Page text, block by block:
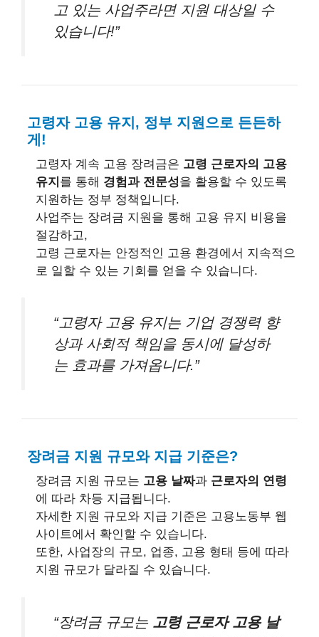
고 있는 사업주라면 지원 대상일 수
있습니다!”
고령자 고용 유지, 정부 지원으로 든든하
게!
고령자 계속 고용 장려금은 고령 근로자의 고용
유지 를 통해 경험과 전문성을 활용할 수 있도록
지원하는 정부 정책입니다.
사업주는 장려금 지원을 통해 고용 유지 비용을
절감하고,
고령 근로자는 안정적인 고용 환경에서 지속적으
로 일할 수 있는 기회를 얻을 수 있습니다.
“고령자 고용 유지는 기업 경쟁력 향
상과 사회적 책임을 동시에 달성하
는 효과를 가져옵니다.”
장려금 지원 규모와 지급 기준은?
장려금 지원 규모는 고용 날짜과 근로자의 연령
에 따라 차등 지급됩니다.
자세한 지원 규모와 지급 기준은 고용노동부 웹
사이트에서 확인할 수 있습니다.
또한, 사업장의 규모, 업종, 고용 형태 등에 따라
지원 규모가 달라질 수 있습니다.
“장려금 규모는 고령 근로자 고용 날